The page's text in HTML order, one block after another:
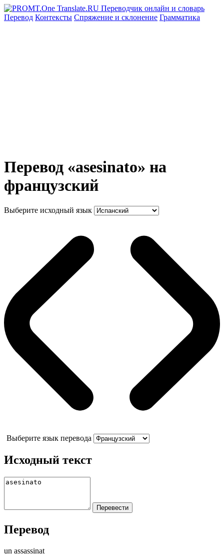
Перевод Контексты Спряжение и склонение Грамматика
Перевод «asesinato» на
французский
Выберите исходный язык
Выберите язык перевода
Исходный текст
Перевод
un assassinat